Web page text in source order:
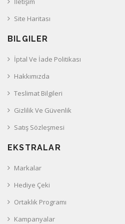
Site Haritası
BILGILER
İptal Ve İade Politikası
Hakkımızda
Teslimat Bilgileri
Gizlilik Ve Güvenlik
Satış Sözleşmesi
EKSTRALAR
Markalar
Hediye Çeki
Ortaklık Programı
Kampanyalar